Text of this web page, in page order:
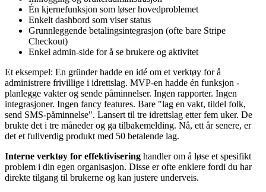
Én kjernefunksjon som løser hovedproblemet
Enkelt dashbord som viser status
Grunnleggende betalingsintegrasjon (ofte bare Stripe
Checkout)
Enkel admin-side for å se brukere og aktivitet
Et eksempel: En gründer hadde en idé om et verktøy for å
administrere frivillige i idrettslag. MVP-en hadde én funksjon -
planlegge vakter og sende påminnelser. Ingen rapporter. Ingen
integrasjoner. Ingen fancy features. Bare "lag en vakt, tildel folk,
send SMS-påminnelse". Lansert til tre idrettslag etter fem uker. De
brukte det i tre måneder og ga tilbakemelding. Nå, ett år senere, er
det et fullverdig produkt med 50 betalende lag.
Interne verktøy for effektivisering handler om å løse et spesifikt
problem i din egen organisasjon. Disse er ofte enklere fordi du har
direkte tilgang til brukerne og kan justere underveis.